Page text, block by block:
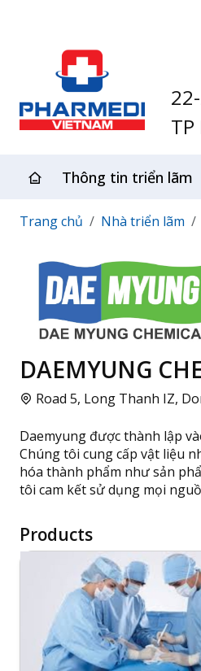
Thông tin triển lãm
Trang chủ Nhà triển lãm
DAEMYUNG
Road 5, Long Thanh IZ,
Daemyung được thành lập
Chúng tôi cung cấp vật liệu
hóa thành phẩm như sản
tôi cam kết sử dụng mọi
Products